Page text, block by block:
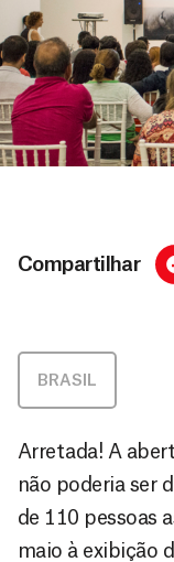
Compartilhar
BRASIL
Arretada! A
não poderia ser
de 110 pessoas
maio à exibição